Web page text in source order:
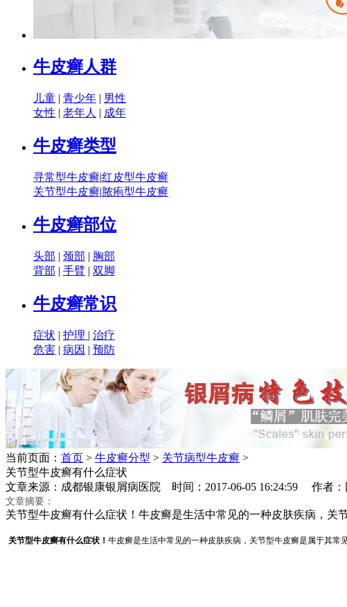
牛皮癣人群
儿童 | 青少年 | 男性
女性 | 老年人 | 成年
牛皮癣类型
寻常型牛皮癣|红皮型牛皮癣
关节型牛皮癣|脓疱型牛皮癣
牛皮癣部位
头部 | 颈部 | 胸部
背部 | 手臂 | 双脚
牛皮癣常识
症状 | 护理 | 治疗
危害 | 病因 | 预防
当前页面： 首页 > 牛皮癣分型 > 关节病型牛皮癣 >
关节型牛皮癣有什么症状
文章来源：成都银康银屑病医院 时间：2017-06-05 16:24:59 作者：
文章摘要：
关节型牛皮癣有什么症状！牛皮癣是生活中常见的一种皮肤疾病，关
关节型牛皮癣有什么症状！ 牛皮癣是生活中常见的一种皮肤疾病，关节型牛皮癣是属于其